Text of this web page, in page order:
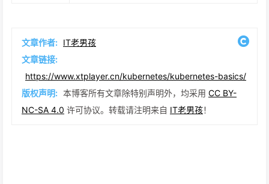
文章作者: IT老男孩
文章链接:
https://www.xtplayer.cn/kubernetes/kubernetes-basics/
版权声明: 本博客所有文章除特别声明外，均采用 CC BY-
NC-SA 4.0 许可协议。转载请注明来自 IT老男孩！